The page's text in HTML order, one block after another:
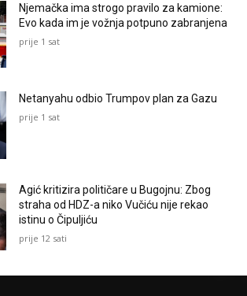
Njemačka ima strogo pravilo za kamione:
Evo kada im je vožnja potpuno zabranjena
prije 1 sat
Netanyahu odbio Trumpov plan za Gazu
prije 1 sat
Agić kritizira političare u Bugojnu: Zbog
straha od HDZ-a niko Vučiću nije rekao
istinu o Čipuljiću
prije 12 sati